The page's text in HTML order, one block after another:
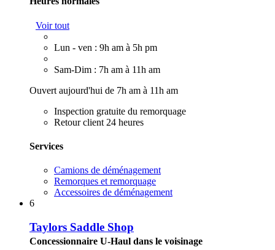
Voir tout
Lun - ven : 9h am à 5h pm
Sam-Dim : 7h am à 11h am
Ouvert aujourd'hui de 7h am à 11h am
Inspection gratuite du remorquage
Retour client 24 heures
Services
Camions de déménagement
Remorques et remorquage
Accessoires de déménagement
6
Taylors Saddle Shop
Concessionnaire U-Haul dans le voisinage